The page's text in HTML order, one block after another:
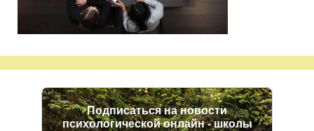
Подписаться на новости
психологической онлайн - школы